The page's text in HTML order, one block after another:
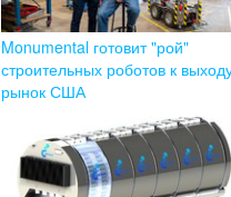
Monumental готовит "рой"
строительных роботов к
рынок США